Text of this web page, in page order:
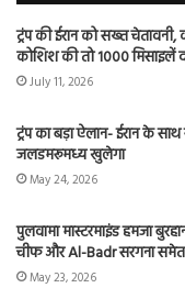
ट्रंप की ईरान को सख्त
कोशिश की तो 1000 मिसाइलें
July 11, 2026
ट्रंप का बड़ा ऐलान- ईरान के
जलडमरूमध्य खुलेगा
May 24, 2026
पुलवामा मास्टरमाइंड हमजा
चीफ और Al-Badr सरगना
May 23, 2026